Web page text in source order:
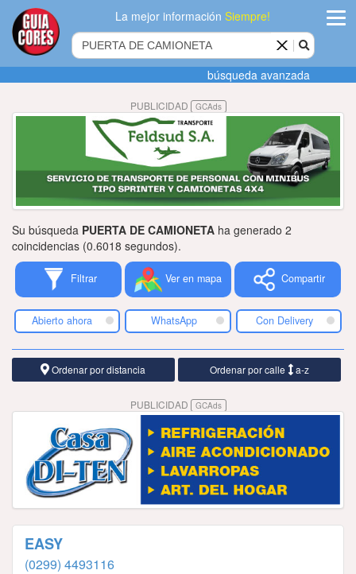
La mejor informaciónSiempre!
Agregar
empresa
Actualizar
datos
Publicidad
Tiendacores
Contactenos
búsqueda avanzada
PUBLICIDAD GCAds
Su búsqueda PUERTA DE CAMIONETA ha generado 2
coincidencias (0.6018 segundos).
Filtrar Ver en mapa Compartir
Abierto ahora WhatsApp Con Delivery
Ordenar por distancia Ordenar por calle a-z
PUBLICIDAD GCAds
EASY
(0299) 4493116